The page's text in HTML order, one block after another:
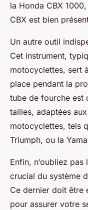
la Honda CBX 1000
CBX est bien
Un autre outil
Cet instrument,
motocyclettes, sert
place pendant la
tube de fourche est
tailles, adaptées
motocyclettes, tels
Triumph, ou la
Enfin, n’oubliez pas
crucial du système
Ce dernier doit être
pour assurer votre